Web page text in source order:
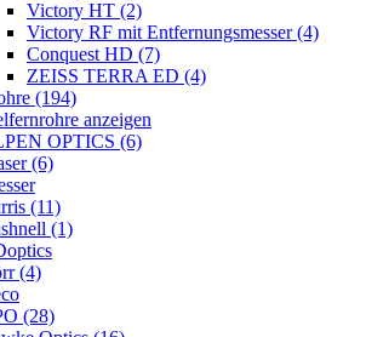
Victory HT (2)
Victory RF mit Entfernungsmesser (4)
Conquest HD (7)
ZEISS TERRA ED (4)
(194)
anzeigen
OPTICS (6)
(6)
(11)
(1)
(4)
(28)